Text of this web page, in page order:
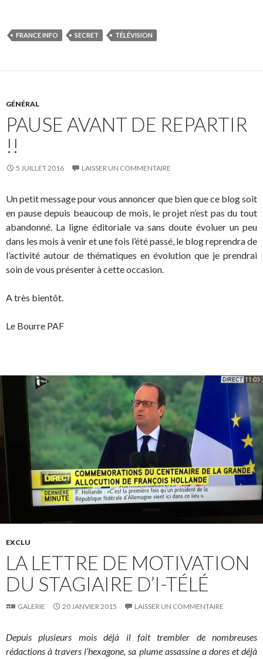
FRANCE INFO SECRET TÉLÉVISION
GÉNÉRAL
PAUSE AVANT DE REPARTIR
!!
5 JUILLET 2016 LAISSER UN COMMENTAIRE
Un petit message pour vous annoncer que bien que ce blog soit
en pause depuis beaucoup de mois, le projet n’est pas du tout
abandonné. La ligne éditoriale va sans doute évoluer un peu
dans les mois à venir et une fois l’été passé, le blog reprendra de
l’activité autour de thématiques en évolution que je prendrai
soin de vous présenter à cette occasion.
A très bientôt.
Le Bourre PAF
EXCLU
LA LETTRE DE MOTIVATION
DU STAGIAIRE D’I-TÉLÉ
GALERIE 20 JANVIER 2015 LAISSER UN COMMENTAIRE
Depuis plusieurs mois déjà il fait trembler de nombreuses
rédactions à travers l’hexagone, sa plume assassine a dores et déjà